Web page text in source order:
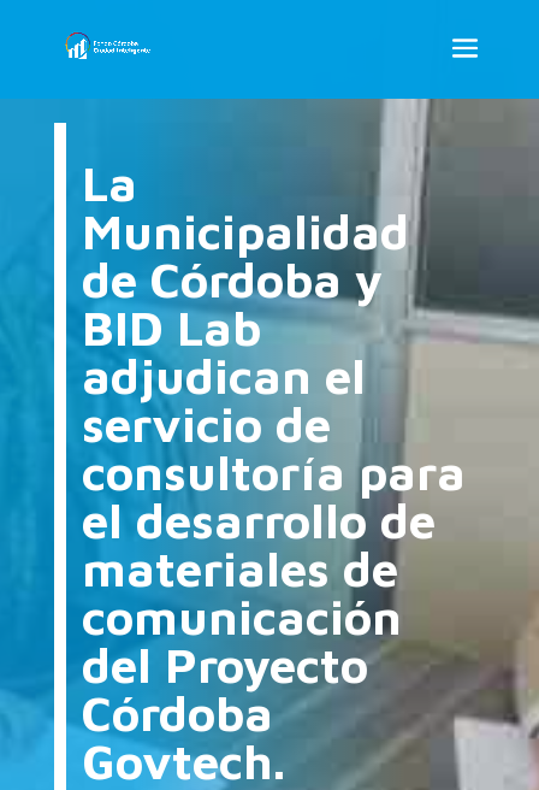
La
Municipalidad
de Córdoba y
BID Lab
adjudican el
servicio de
consultoría para
el desarrollo de
materiales de
comunicación
del Proyecto
Córdoba
Govtech.